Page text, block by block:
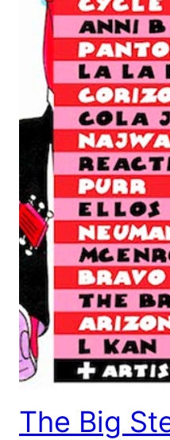
The Big